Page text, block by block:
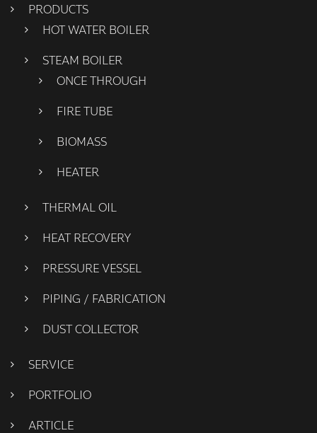
PRODUCTS
HOT WATER BOILER
STEAM BOILER
ONCE THROUGH
FIRE TUBE
BIOMASS
HEATER
THERMAL OIL
HEAT RECOVERY
PRESSURE VESSEL
PIPING / FABRICATION
DUST COLLECTOR
SERVICE
PORTFOLIO
ARTICLE